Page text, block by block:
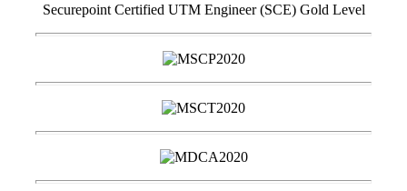
Securepoint Certified UTM Engineer (SCE) Gold Level